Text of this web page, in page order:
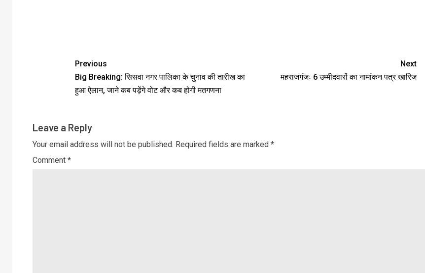
Previous
Big Breaking: सिसवा नगर पालिका के चुनाव की तारीख का
हुआ ऐलान, जाने कब पड़ेंगे वोट और कब होगी मतगणना
Next
महराजगंजः 6 उम्मीदवारों का नामांकन पत्र खारिज
Leave a Reply
Your email address will not be published. Required fields are marked *
Comment *